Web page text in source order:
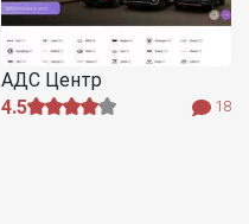
АДС Центр
4.5
18